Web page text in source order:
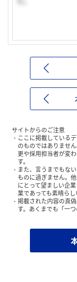
サイトからのご注意
ここに掲載している
のものではありませ
更や採用担当者が変
す。
また、言うまでもな
ものに過ぎません。
にとって望ましい企
業であっても素晴らし
掲載された内容の真
す。あくまでも「一